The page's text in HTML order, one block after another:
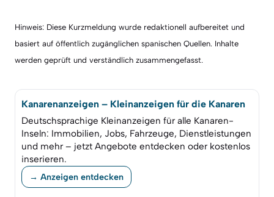
Hinweis: Diese Kurzmeldung wurde redaktionell aufbereitet und
basiert auf öffentlich zugänglichen spanischen Quellen. Inhalte
werden geprüft und verständlich zusammengefasst.
Kanarenanzeigen – Kleinanzeigen für die Kanaren
Deutschsprachige Kleinanzeigen für alle Kanaren-
Inseln: Immobilien, Jobs, Fahrzeuge, Dienstleistungen
und mehr – jetzt Angebote entdecken oder kostenlos
inserieren.
→ Anzeigen entdecken